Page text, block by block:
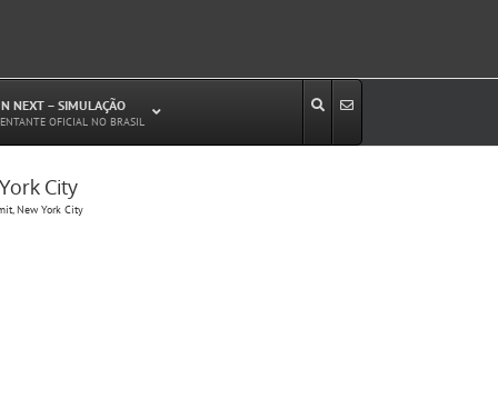
Estudos de Circulação Viária
Microssimulação de Tráfego
NEXT – SIMULAÇÃO
OFICIAL NO BRASIL
City
New York City